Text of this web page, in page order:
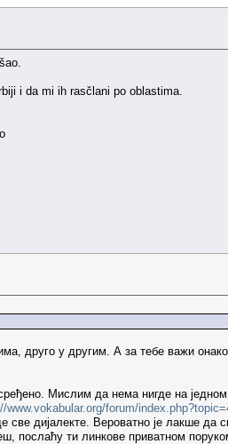
i da mi ih rasčlani po oblastima.
друго у другим. А за тебе важи
Мислим да нема нигде на једном
www.vokabular.org/forum/
све дијалекте. Вероватно је лакше
послаћу ти линкове приватном